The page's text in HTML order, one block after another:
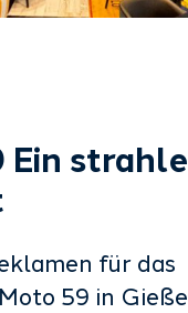
Ein
für das
59 in